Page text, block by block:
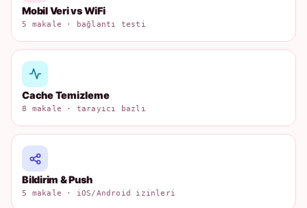
Mobil Veri vs WiFi
5 makale · bağlantı testi
Cache Temizleme
8 makale · tarayıcı bazlı
Bildirim & Push
5 makale · iOS/Android izinleri